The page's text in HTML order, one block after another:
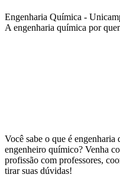
Engenharia Química -
A engenharia química por
Você sabe o que é
engenheiro químico? Venha
profissão com professores,
tirar suas dúvidas!